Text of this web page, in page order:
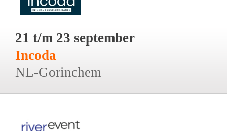
21 t/m 23 september
Incoda
NL-Gorinchem